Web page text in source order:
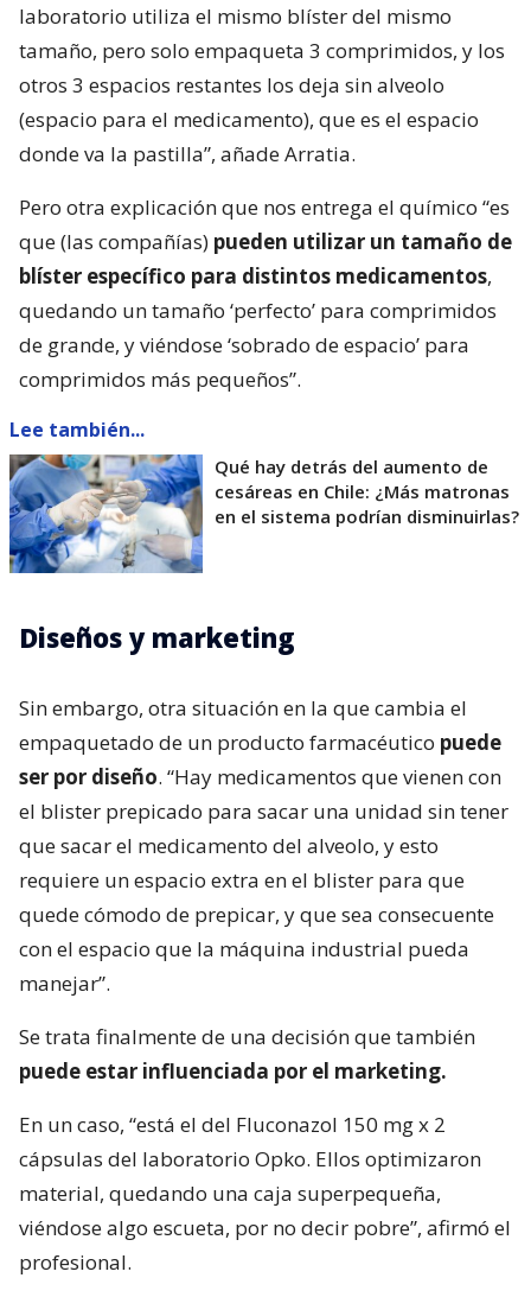
laboratorio utiliza el mismo blíster del mismo
tamaño, pero solo empaqueta 3 comprimidos, y los
otros 3 espacios restantes los deja sin alveolo
(espacio para el medicamento), que es el espacio
donde va la pastilla”, añade Arratia.
Pero otra explicación que nos entrega el químico “es
que (las compañías) pueden utilizar un tamaño de
blíster específico para distintos medicamentos,
quedando un tamaño ‘perfecto’ para comprimidos
de grande, y viéndose ‘sobrado de espacio’ para
comprimidos más pequeños”.
Lee también...
Qué hay detrás del aumento de
cesáreas en Chile: ¿Más matronas
en el sistema podrían disminuirlas?
Diseños y marketing
Sin embargo, otra situación en la que cambia el
empaquetado de un producto farmacéutico puede
ser por diseño. “Hay medicamentos que vienen con
el blister prepicado para sacar una unidad sin tener
que sacar el medicamento del alveolo, y esto
requiere un espacio extra en el blister para que
quede cómodo de prepicar, y que sea consecuente
con el espacio que la máquina industrial pueda
manejar”.
Se trata finalmente de una decisión que también
puede estar influenciada por el marketing.
En un caso, “está el del Fluconazol 150 mg x 2
cápsulas del laboratorio Opko. Ellos optimizaron
material, quedando una caja superpequeña,
viéndose algo escueta, por no decir pobre”, afirmó el
profesional.